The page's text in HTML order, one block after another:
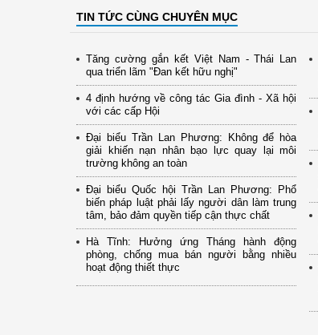
TIN TỨC CÙNG CHUYÊN MỤC
Tăng cường gắn kết Việt Nam - Thái Lan
qua triển lãm "Đan kết hữu nghị"
4 định hướng về công tác Gia đình - Xã hội
với các cấp Hội
Đại biểu Trần Lan Phương: Không để hòa
giải khiến nạn nhân bạo lực quay lại môi
trường không an toàn
Đại biểu Quốc hội Trần Lan Phương: Phổ
biến pháp luật phải lấy người dân làm trung
tâm, bảo đảm quyền tiếp cận thực chất
Hà Tĩnh: Hưởng ứng Tháng hành động
phòng, chống mua bán người bằng nhiều
hoạt động thiết thực